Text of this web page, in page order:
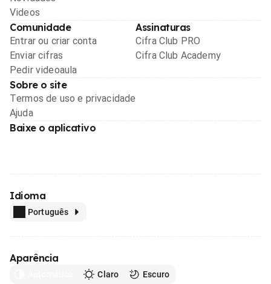
Videos
Comunidade
Entrar ou criar conta
Enviar cifras
Pedir videoaula
Assinaturas
Cifra Club PRO
Cifra Club Academy
Sobre o site
Termos de uso e privacidade
Ajuda
Baixe o aplicativo
Idioma
Português
Aparência
Claro Escuro